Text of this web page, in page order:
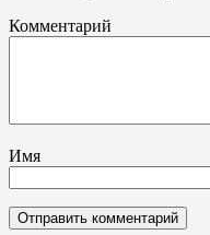
Комментарий
Имя